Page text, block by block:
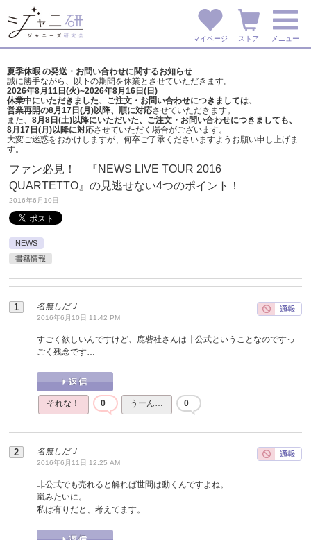
マイページ ストア メニュー
夏季休暇 の発送・お問い合わせに関するお知らせ
誠に勝手ながら、以下の期間を休業とさせていただきます。
2026年8月11日(火)~2026年8月16日(日)
休業中にいただきました、ご注文・お問い合わせにつきましては、
営業再開の8月17日(月)以降、順に対応させていただきます。
また、 8月8日(土)以降にいただいた、ご注文・ お問い合わせにつきましても、
8月17日(月)以降に対応させていただく場合がございます。
大変ご迷惑をおかけしますが、 何卒ご了承くださいますようお願い申し上げま
す。
ファン必見！ 『NEWS LIVE TOUR 2016
QUARTETTO』の見逃せない4つのポイント！
2016年6月10日
NEWS
書籍情報
名無しだＪ
2016年6月10日 11:42 PM
すごく欲しいんですけど、鹿砦社さんは非公式ということなのですっ
ごく残念です…
それな！ 0 うーん… 0
名無しだＪ
2016年6月11日 12:25 AM
非公式でも売れると解れば世間は動くんですよね。
嵐みたいに。
私は有りだと、考えてます。